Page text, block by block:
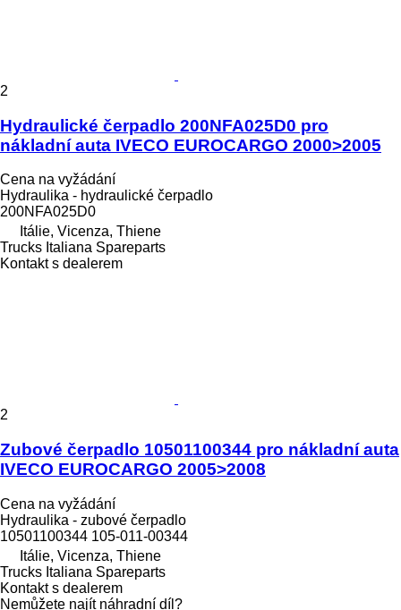
2
Hydraulické čerpadlo 200NFA025D0 pro
nákladní auta IVECO EUROCARGO 2000>2005
Cena na vyžádání
Hydraulika - hydraulické čerpadlo
200NFA025D0
Itálie, Vicenza, Thiene
Trucks Italiana Spareparts
Kontakt s dealerem
2
Zubové čerpadlo 10501100344 pro nákladní auta
IVECO EUROCARGO 2005>2008
Cena na vyžádání
Hydraulika - zubové čerpadlo
10501100344 105-011-00344
Itálie, Vicenza, Thiene
Trucks Italiana Spareparts
Kontakt s dealerem
Nemůžete najít náhradní díl?